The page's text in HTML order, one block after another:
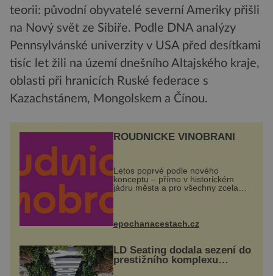
teorii: původní obyvatelé severní Ameriky přišli
na Nový svět ze Sibiře. Podle DNA analýzy
Pennsylvánské univerzity v USA před desítkami
tisíc let žili na území dnešního Altajského kraje,
oblasti při hranicích Ruské federace s
Kazachstánem, Mongolskem a Čínou.
ROUDNICKÉ VINOBRANÍ
Letos poprvé podle nového
konceptu – přímo v historickém
jádru města a pro všechny zcela
zdarma. Hlavní program se
náměstí. Návštěvníci se mohou těšit
na víno, burčák, pes...
epochanacestach.cz
LD Seating dodala sezení do
prestižního komplexu
MediaCityUK v Salfordu